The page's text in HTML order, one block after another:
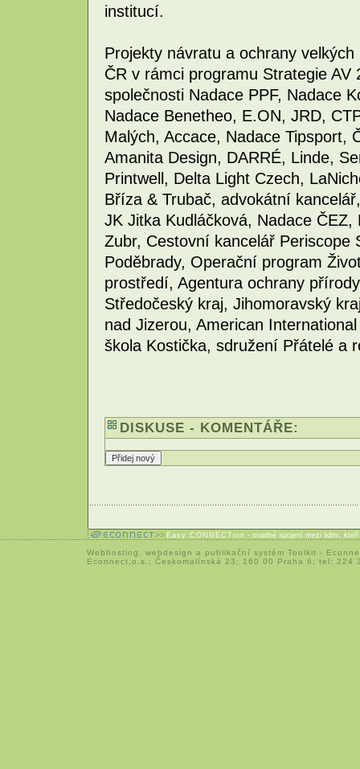
institucí.
Projekty návratu a ochrany
ČR v rámci programu Strategie
společnosti Nadace PPF, Nadace
Nadace Benetheo, E.ON, JRD,
Malých, Accace, Nadace Tipsport,
Amanita Design, DARRÉ, Linde,
Printwell, Delta Light Czech,
Bříza & Trubač, advokátní
JK Jitka Kudláčková, Nadace
Zubr, Cestovní kancelář Periscope
Poděbrady, Operační program
prostředí, Agentura ochrany
Středočeský kraj, Jihomoravský
nad Jizerou, American
škola Kostička, sdružení Přátelé a
DISKUSE - KOMENTÁŘE:
Easy CONNECTion - snadné spojení mezi lidmi,
Webhosting webdesign a publikační systém Toolkit -
Econnect,o.s.; Českomalínská 23; 160 00 Praha 6; tel: 224